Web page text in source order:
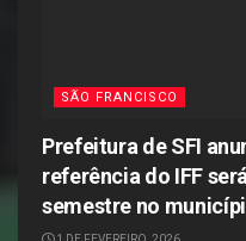
SÃO FRANCISCO
Prefeitura de SFI
referência do IFF
semestre no